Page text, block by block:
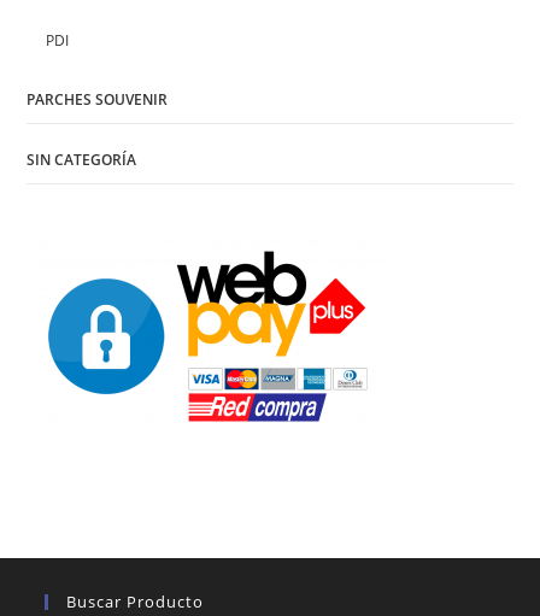
PDI
PARCHES SOUVENIR
SIN CATEGORÍA
Buscar Producto